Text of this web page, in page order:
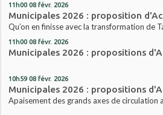
11h00 08 févr. 2026
Municipales 2026 : proposition
Qu’on en finisse avec la transformation de
11h00 08 févr. 2026
Municipales 2026 : propositions
10h59 08 févr. 2026
Municipales 2026 : propositions
Apaisement des grands axes de circulation